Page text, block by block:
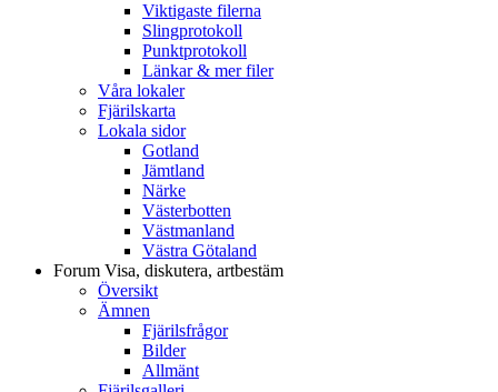
Viktigaste filerna
Slingprotokoll
Punktprotokoll
Länkar & mer filer
Våra lokaler
Fjärilskarta
Lokala sidor
Gotland
Jämtland
Närke
Västerbotten
Västmanland
Västra Götaland
Forum Visa, diskutera, artbestäm
Översikt
Ämnen
Fjärilsfrågor
Bilder
Allmänt